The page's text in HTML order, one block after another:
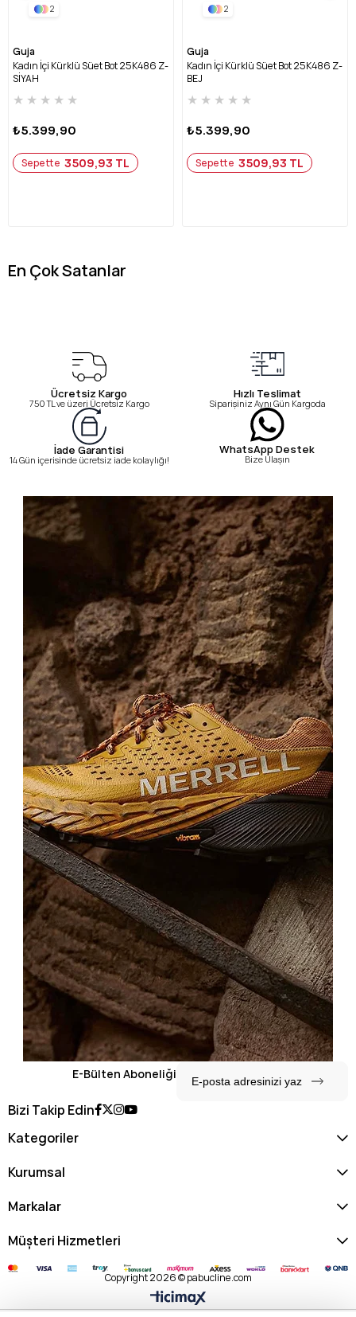
2
Guja
Kadın İçi Kürklü Süet Bot 25K486 Z-
SİYAH
★ ★ ★ ★ ★
₺5.399,90
Sepette 3509,93 TL
2
Guja
Kadın İçi Kürklü Süet Bot 25K486 Z-
BEJ
★ ★ ★ ★ ★
₺5.399,90
Sepette 3509,93 TL
En Çok Satanlar
Ücretsiz Kargo
750 TL ve üzeri Ücretsiz Kargo
Hızlı Teslimat
Siparişiniz Aynı Gün Kargoda
İade Garantisi
14 Gün içerisinde ücretsiz iade kolaylığı!
WhatsApp Destek
Bize Ulaşın
E-Bülten Aboneliği
Bizi Takip Edin
Kategoriler
Kurumsal
Markalar
Müşteri Hizmetleri
Copyright 2026 © pabucline.com